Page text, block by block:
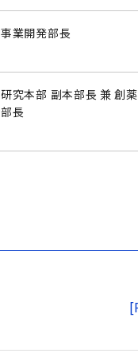
事業開発部長
研究本部 副本部長 兼 創
部長